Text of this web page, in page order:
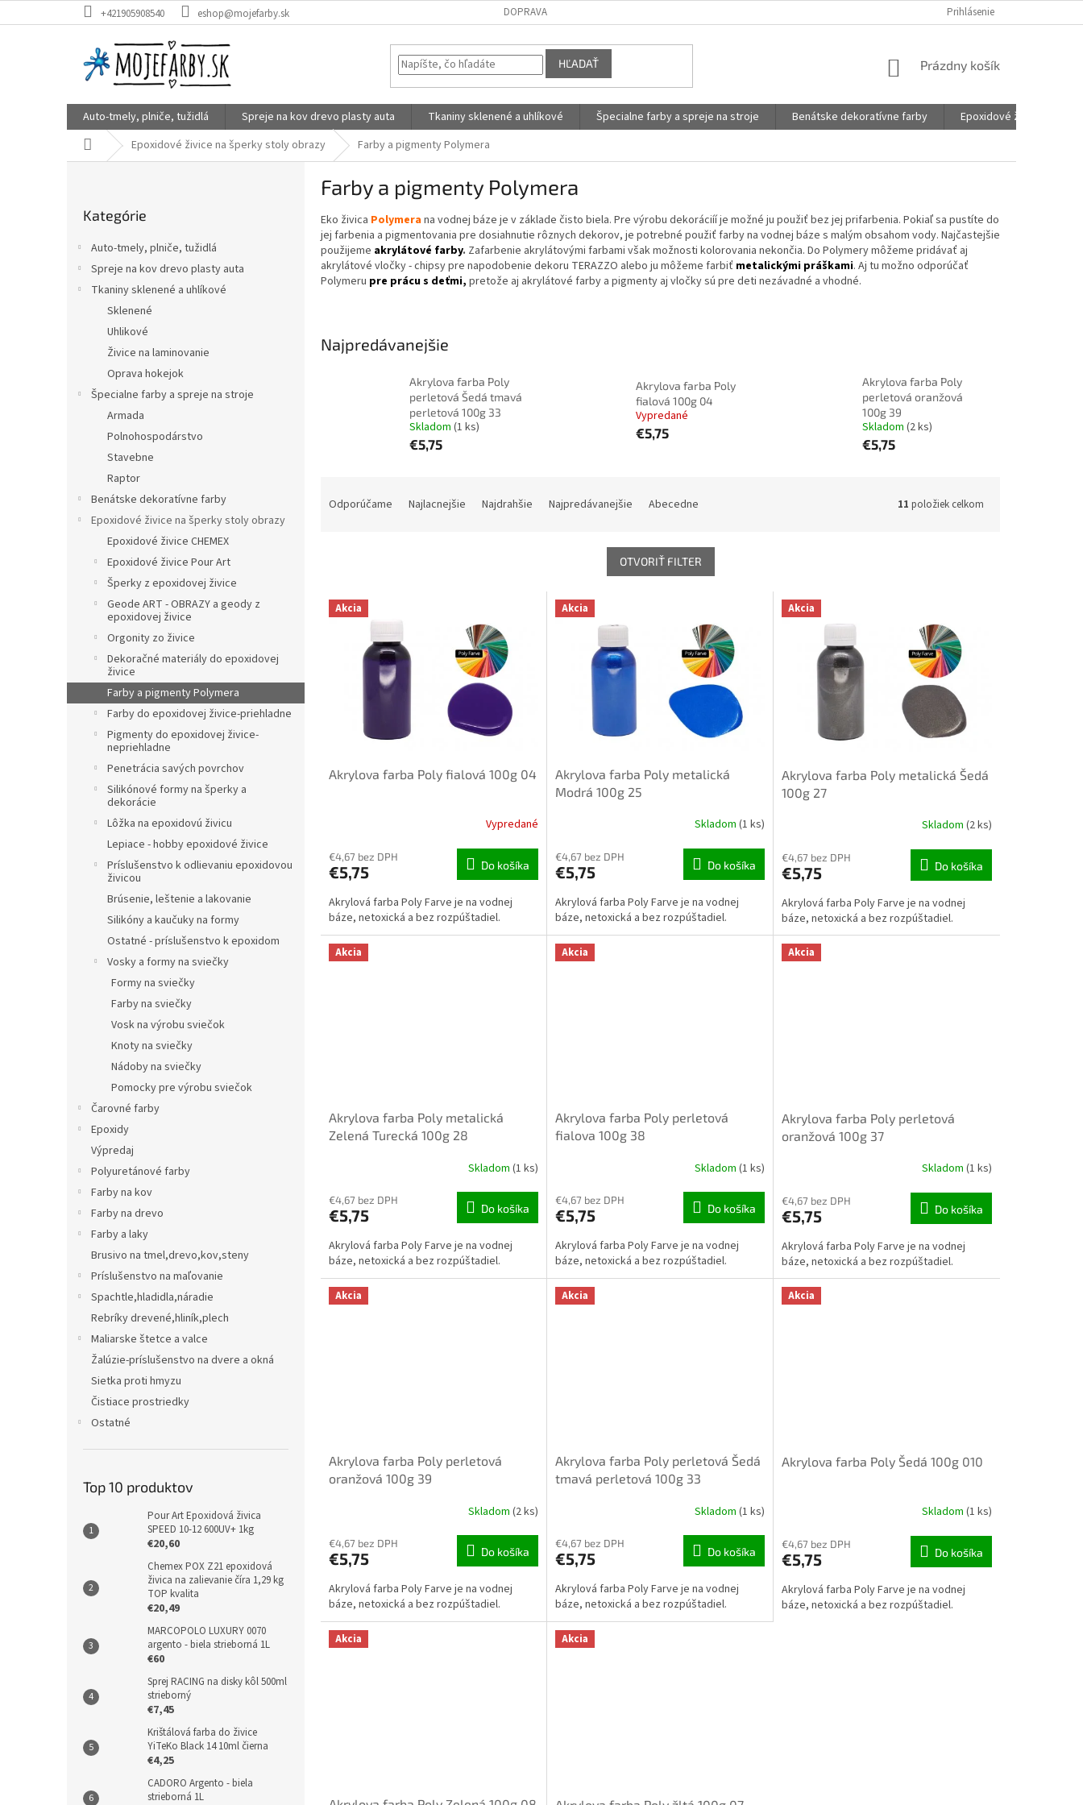
na
+421905908540 eshop@mojefarby.sk DOPRAVA Prihlásenie
HĽADAŤ
NÁKUPNÝ
Prázdny košík
Auto-tmely, plniče, tužidlá Spreje na kov drevo plasty auta Tkaniny sklenené a uhlíkové Špecialne farby a spreje na stroje Benátske dekoratívne farby
Epoxidové živice na
DomovEpoxidové živice na šperky stoly obrazy Farby a pigmenty Polymera
kategórie
Kategórie
Auto-tmely, plniče, tužidlá
Spreje na kov drevo plasty auta
Tkaniny sklenené a uhlíkové
Sklenené
Uhlikové
Živice na laminovanie
Oprava hokejok
Špecialne farby a spreje na stroje
Armada
Polnohospodárstvo
Stavebne
Raptor
Benátske dekoratívne farby
Epoxidové živice na šperky stoly obrazy
Epoxidové živice CHEMEX
Epoxidové živice Pour Art
Šperky z epoxidovej živice
Geode ART - OBRAZY a geody z
epoxidovej živice
Orgonity zo živice
Dekoračné materiály do epoxidovej
živice
Farby a pigmenty Polymera
Farby do epoxidovej živice-priehladne
Pigmenty do epoxidovej živice-
nepriehladne
Penetrácia savých povrchov
Silikónové formy na šperky a
dekorácie
Lôžka na epoxidovú živicu
Lepiace - hobby epoxidové živice
Príslušenstvo k odlievaniu epoxidovou
živicou
Brúsenie, leštenie a lakovanie
Silikóny a kaučuky na formy
Ostatné - príslušenstvo k epoxidom
Vosky a formy na sviečky
Formy na sviečky
Farby na sviečky
Vosk na výrobu sviečok
Knoty na sviečky
Nádoby na sviečky
Pomocky pre výrobu sviečok
Čarovné farby
Epoxidy
Výpredaj
Polyuretánové farby
Farby na kov
Farby na drevo
Farby a laky
Brusivo na tmel,drevo,kov,steny
Príslušenstvo na maľovanie
Spachtle,hladidla,náradie
Rebríky drevené,hliník,plech
Maliarske štetce a valce
Žalúzie-príslušenstvo na dvere a okná
Sietka proti hmyzu
Čistiace prostriedky
Ostatné
Top 10 produktov
Pour Art Epoxidová živica
SPEED 10-12 600UV+ 1kg
€20,60
Chemex POX Z21 epoxidová
živica na zalievanie číra 1,29 kg
TOP kvalita
€20,49
MARCOPOLO LUXURY 0070
argento - biela strieborná 1L
€60
Sprej RACING na disky kôl 500ml
strieborný
€7,45
Krištálová farba do živice
YiTeKo Black 14 10ml čierna
€4,25
CADORO Argento - biela
strieborná 1L
Farby a pigmenty Polymera
Eko živica Polymerana vodnej báze je v základe čisto biela. Pre výrobu dekoráciíí je možné ju použiť bez jej prifarbenia. Pokiaľ sa pustíte do
jej farbenia a pigmentovania pre dosiahnutie rôznych dekorov, je potrebné použiť farby na vodnej báze s malým obsahom vody. Najčastejšie
použijeme akrylátové farby. Zafarbenie akrylátovými farbami však možnosti kolorovania nekončia. Do Polymery môžeme pridávať aj
akrylátové vločky - chipsy pre napodobenie dekoru TERAZZO alebo ju môžeme farbiť metalickými práškami. Aj tu možno odporúčať
Polymeru pre prácu s deťmi, pretože aj akrylátové farby a pigmenty aj vločky sú pre deti nezávadné a vhodné.
Najpredávanejšie
Akrylova farba Poly
perletová Šedá tmavá
perletová 100g 33
Skladom (1 ks)
€5,75
Akrylova farba Poly
fialová 100g 04
Vypredané
€5,75
Akrylova farba Poly
perletová oranžová
100g 39
Skladom (2 ks)
€5,75
Odporúčame Najlacnejšie Najdrahšie Najpredávanejšie Abecedne 11 položiek celkom
OTVORIŤ FILTER
V Akcia
Akrylova farba Poly fialová 100g 04
Vypredané
€4,67 bez DPH
€5,75 Do košíka
Akrylová farba Poly Farve je na vodnej
báze, netoxická a bez rozpúštadiel.
Akcia
Akrylova farba Poly metalická
Modrá 100g 25
Skladom (1 ks)
€4,67 bez DPH
€5,75 Do košíka
Akrylová farba Poly Farve je na vodnej
báze, netoxická a bez rozpúštadiel.
Akcia
Akrylova farba Poly metalická Šedá
100g 27
Skladom (2 ks)
€4,67 bez DPH
€5,75 Do košíka
Akrylová farba Poly Farve je na vodnej
báze, netoxická a bez rozpúštadiel.
Akcia
Akrylova farba Poly metalická
Zelená Turecká 100g 28
Skladom (1 ks)
€4,67 bez DPH
€5,75 Do košíka
Akrylová farba Poly Farve je na vodnej
báze, netoxická a bez rozpúštadiel.
Akcia
Akrylova farba Poly perletová
fialova 100g 38
Skladom (1 ks)
€4,67 bez DPH
€5,75 Do košíka
Akrylová farba Poly Farve je na vodnej
báze, netoxická a bez rozpúštadiel.
Akcia
Akrylova farba Poly perletová
oranžová 100g 37
Skladom (1 ks)
€4,67 bez DPH
€5,75 Do košíka
Akrylová farba Poly Farve je na vodnej
báze, netoxická a bez rozpúštadiel.
Akcia
Akrylova farba Poly perletová
oranžová 100g 39
Skladom (2 ks)
€4,67 bez DPH
€5,75 Do košíka
Akrylová farba Poly Farve je na vodnej
báze, netoxická a bez rozpúštadiel.
Akcia
Akrylova farba Poly perletová Šedá
tmavá perletová 100g 33
Skladom (1 ks)
€4,67 bez DPH
€5,75 Do košíka
Akrylová farba Poly Farve je na vodnej
báze, netoxická a bez rozpúštadiel.
Akcia
Akrylova farba Poly Šedá 100g 010
Skladom (1 ks)
€4,67 bez DPH
€5,75 Do košíka
Akrylová farba Poly Farve je na vodnej
báze, netoxická a bez rozpúštadiel.
Akcia Akcia